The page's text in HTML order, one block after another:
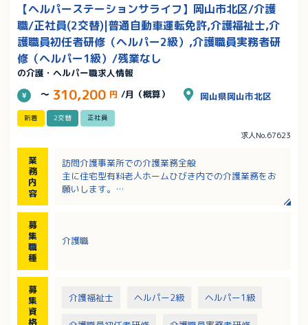
【ヘルパーステーションサライフ】岡山市北区/介護
職/正社員(2交替)|普通自動車運転免許,介護福祉士,介
護職員初任者研修（ヘルパー2級）,介護職員実務者研
修（ヘルパー1級）/残業なし
の介護・ヘルパー職求人情報
～ 310,200 円 /月（概算） 岡山県岡山市北区
新着 2交替 正社員
求人No.67623
業
務
内
容
訪問介護事業所での介護業務全般
主に住宅型有料老人ホームひびき内での介護業務をお
願いします。
募
集
職
種
介護職
募
集
資
格
介護福祉士 ヘルパー2級 ヘルパー1級